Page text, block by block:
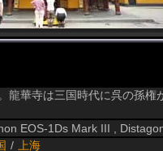
龍華寺は三国時代に呉の孫
EOS-1Ds Mark III ,
/
上海